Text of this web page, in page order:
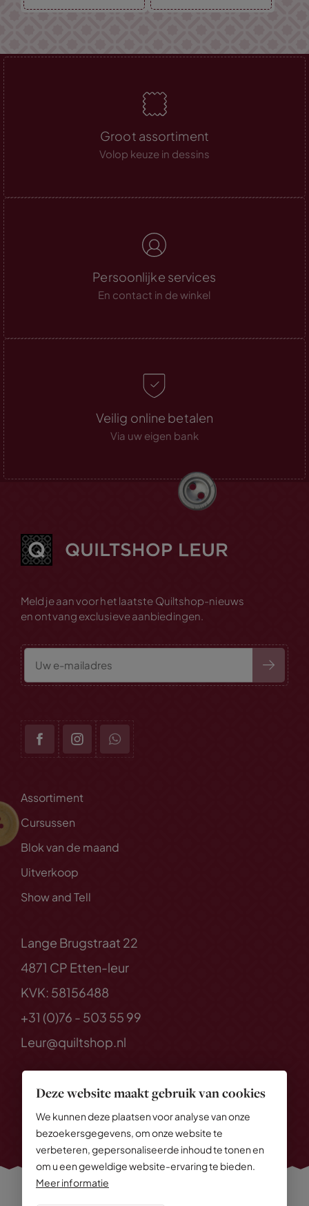
Deze website maakt gebruik van cookies
We kunnen deze plaatsen voor analyse van onze
bezoekersgegevens, om onze website te
verbeteren, gepersonaliseerde inhoud te tonen en
om u een geweldige website-ervaring te bieden.
Meer informatie
Groot assortiment
Volop keuze in dessins
Persoonlijke services
En contact in de winkel
Veilig online betalen
Via uw eigen bank
Meld je aan voor het laatste Quiltshop-nieuws
en ontvang exclusieve aanbiedingen.
Assortiment
Cursussen
Blok van de maand
Uitverkoop
Show and Tell
Lange Brugstraat 22
4871 CP Etten-leur
KVK: 58156488
+31 (0)76 - 503 55 99
Leur@quiltshop.nl